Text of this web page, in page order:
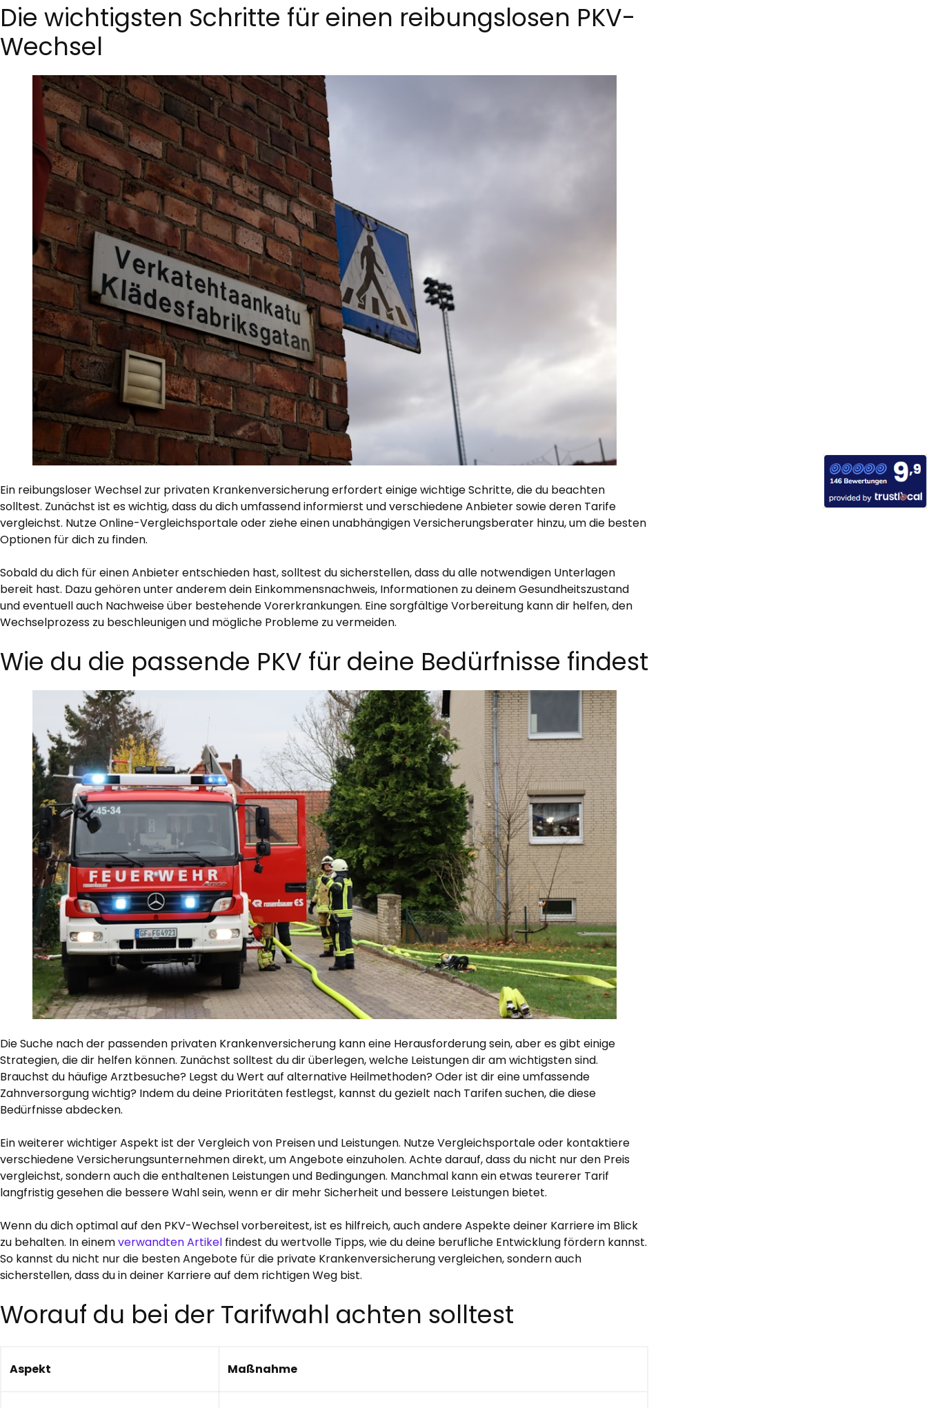
Die wichtigsten Schritte für einen reibungslosen PKV-
Wechsel
Ein reibungsloser Wechsel zur privaten Krankenversicherung erfordert einige wichtige Schritte, die du beachten
solltest. Zunächst ist es wichtig, dass du dich umfassend informierst und verschiedene Anbieter sowie deren Tarife
vergleichst. Nutze Online-Vergleichsportale oder ziehe einen unabhängigen Versicherungsberater hinzu, um die besten
Optionen für dich zu finden.
Sobald du dich für einen Anbieter entschieden hast, solltest du sicherstellen, dass du alle notwendigen Unterlagen
bereit hast. Dazu gehören unter anderem dein Einkommensnachweis, Informationen zu deinem Gesundheitszustand
und eventuell auch Nachweise über bestehende Vorerkrankungen. Eine sorgfältige Vorbereitung kann dir helfen, den
Wechselprozess zu beschleunigen und mögliche Probleme zu vermeiden.
Wie du die passende PKV für deine Bedürfnisse findest
Die Suche nach der passenden privaten Krankenversicherung kann eine Herausforderung sein, aber es gibt einige
Strategien, die dir helfen können. Zunächst solltest du dir überlegen, welche Leistungen dir am wichtigsten sind.
Brauchst du häufige Arztbesuche? Legst du Wert auf alternative Heilmethoden? Oder ist dir eine umfassende
Zahnversorgung wichtig? Indem du deine Prioritäten festlegst, kannst du gezielt nach Tarifen suchen, die diese
Bedürfnisse abdecken.
Ein weiterer wichtiger Aspekt ist der Vergleich von Preisen und Leistungen. Nutze Vergleichsportale oder kontaktiere
verschiedene Versicherungsunternehmen direkt, um Angebote einzuholen. Achte darauf, dass du nicht nur den Preis
vergleichst, sondern auch die enthaltenen Leistungen und Bedingungen. Manchmal kann ein etwas teurerer Tarif
langfristig gesehen die bessere Wahl sein, wenn er dir mehr Sicherheit und bessere Leistungen bietet.
Wenn du dich optimal auf den PKV-Wechsel vorbereitest, ist es hilfreich, auch andere Aspekte deiner Karriere im Blick
zu behalten. In einemverwandten Artikel findest du wertvolle Tipps, wie du deine berufliche Entwicklung fördern kannst.
So kannst du nicht nur die besten Angebote für die private Krankenversicherung vergleichen, sondern auch
sicherstellen, dass du in deiner Karriere auf dem richtigen Weg bist.
Worauf du bei der Tarifwahl achten solltest
Aspekt Maßnahme